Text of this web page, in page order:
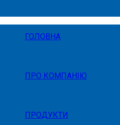
ГОЛОВНА
ПРО КОМПАНІЮ
ПРОДУКТИ